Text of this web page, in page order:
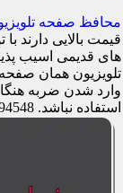
محافظ صفحه
قیمت بالایی دارند
های قدیمی اسیب
تلویزیون همان
وارد شدن ضربه
استفاده نباشد. 09194294548 آقای جوادی